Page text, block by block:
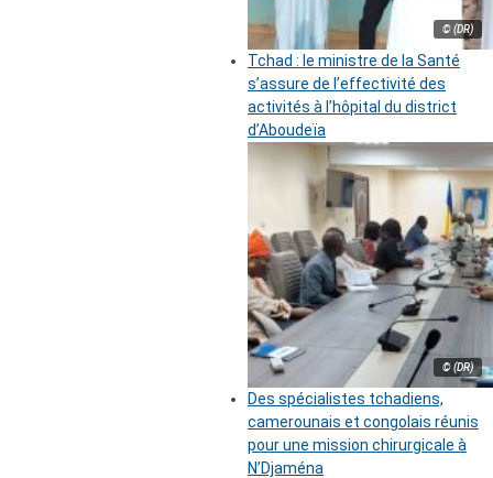
© (DR)
Tchad : le ministre de la Santé
s’assure de l’effectivité des
activités à l’hôpital du district
d’Aboudeïa
© (DR)
Des spécialistes tchadiens,
camerounais et congolais réunis
pour une mission chirurgicale à
N’Djaména